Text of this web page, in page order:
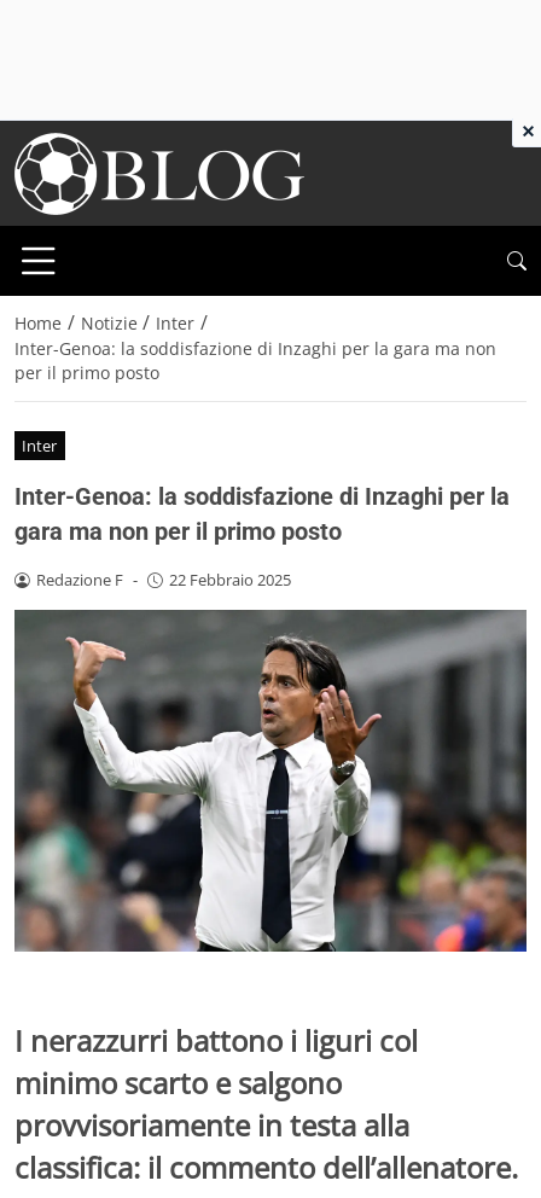
Home / Notizie / Inter /
Inter-Genoa: la soddisfazione di Inzaghi per la gara ma non
per il primo posto
Inter
Inter-Genoa: la soddisfazione di Inzaghi per la
gara ma non per il primo posto
Redazione F - 22 Febbraio 2025
I nerazzurri battono i liguri col
minimo scarto e salgono
provvisoriamente in testa alla
classifica: il commento dell’allenatore.
×